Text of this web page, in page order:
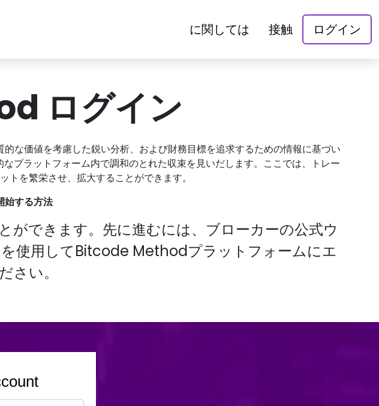
に関しては 接触 ログイン
ログイン
な価値を考慮した鋭い分析、および財務目標を追求するための情報に基づい
なプラットフォーム内で調和のとれた収束を見いだします。ここでは、トレー
を繁栄させ、拡大することができます。
始する方法
ができます。先に進むには、ブローカーの公式ウ
使用してBitcode Methodプラットフォームにエ
さい。